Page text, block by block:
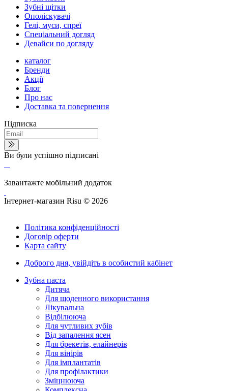
Зубні щітки
Ополіскувачі
Гелі, муси, спреї
Спеціальний догляд
Девайси по догляду
каталог
Бренди
Акції
Блог
Про нас
Доставка та повернення
Підписка
Ви були успішно підписані
Завантажте мобільний додаток
Інтернет-магазин Risu © 2026
Політика конфіденційності
Договір оферти
Карта сайту
Доброго дня, увійдіть в особистий кабінет
Зубна паста
Дитяча
Для щоденного використання
Лікувальна
Відбілююча
Для чутливих зубів
Від запалення ясен
Для брекетів, елайнерів
Для вінірів
Для імплантатів
Для профілактики
Зміцнююча